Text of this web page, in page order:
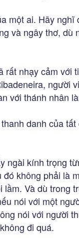
một ai. Hãy
và ngây thơ, dù
nhạy cảm với
người
với thánh nhân
danh của
ngài kính trọng
không phải là
Và dù trong
nói với một
nói với người
đi quá.